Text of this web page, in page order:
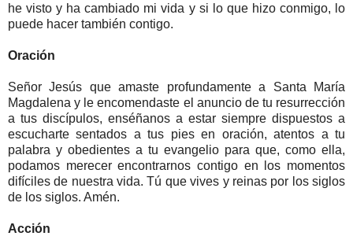
he visto y ha cambiado mi vida y si lo que hizo conmigo, lo
puede hacer también contigo.
Oración
Señor Jesús que amaste profundamente a Santa María
Magdalena y le encomendaste el anuncio de tu resurrección
a tus discípulos, enséñanos a estar siempre dispuestos a
escucharte sentados a tus pies en oración, atentos a tu
palabra y obedientes a tu evangelio para que, como ella,
podamos merecer encontrarnos contigo en los momentos
difíciles de nuestra vida. Tú que vives y reinas por los siglos
de los siglos. Amén.
Acción